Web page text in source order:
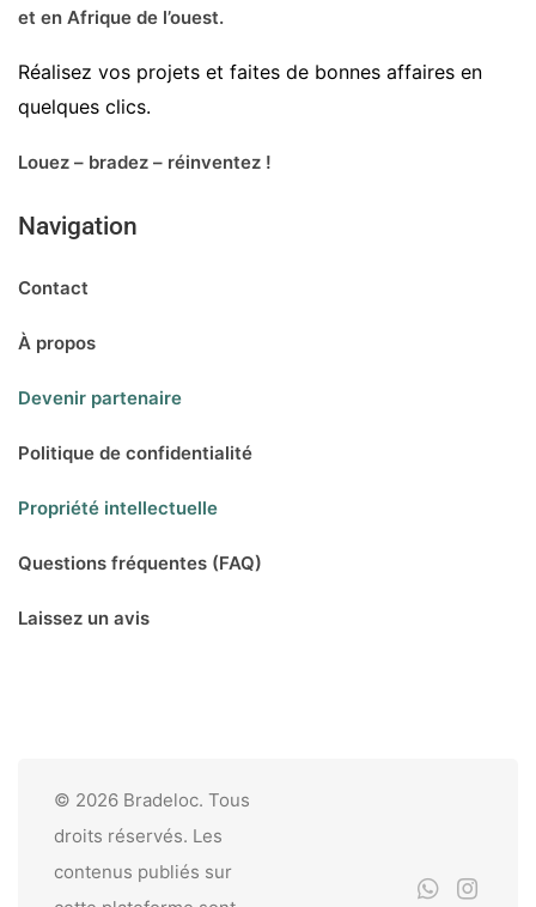
et en Afrique de l’ouest.
Réalisez vos projets et faites de bonnes affaires en
quelques clics.
Louez – bradez – réinventez !
Navigation
Contact
À propos
Devenir partenaire
Politique de confidentialité
Propriété intellectuelle
Questions fréquentes (FAQ)
Laissez un avis
© 2026 Bradeloc. Tous
droits réservés. Les
contenus publiés sur